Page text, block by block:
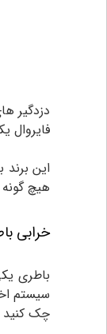
دزدگیر
فایروال
هیچ
خرابی
باطری
سیستم
چک کنید